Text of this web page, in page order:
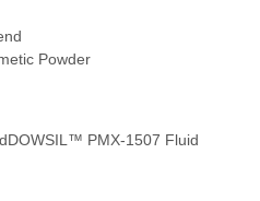
Powder
DOWSIL™ PMX-1507 Fluid